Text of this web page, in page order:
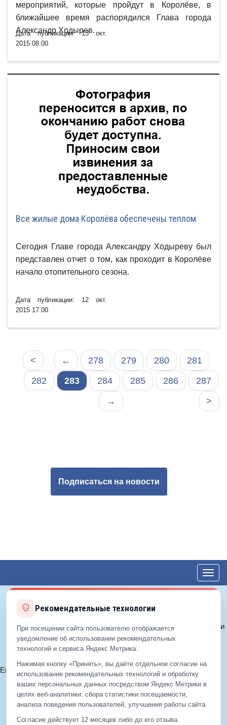
мероприятий, которые пройдут в Королёве, в
ближайшее время распорядился Глава города
Александр Ходырев.
Дата публикации: 13 окт.
2015 08:00
Все жилые дома Королёва обеспечены теплом
Сегодня Главе города Александру Ходыреву был
представлен отчет о том, как проходит в Королёве
начало отопительного сезона.
Дата публикации: 12 окт.
2015 17:00
←
< 278 279 280
281
282
283 284 285 286
287
>
→
Подписаться на новости
© 2012—2026 ЕДС-Королёв
Политика конфиденциальности
Политика cookie
Согласие на обработку ПДн
Email: info@eds-korolev.ru
+7 (499) 929-99-99
+7 (495)512-00-11
Рекомендательные технологии
При посещении сайта пользователю отображается
уведомление об использовании рекомендательных
технологий и сервиса Яндекс Метрика.
Нажимая кнопку «Принять», вы даёте отдельное согласие на
использование рекомендательных технологий и обработку
ваших персональных данных посредством Яндекс Метрики в
целях веб‑аналитики: сбора статистики посещаемости,
анализа поведения пользователей, улучшения работы сайта.
Согласие действует 12 месяцев либо до его отзыва.